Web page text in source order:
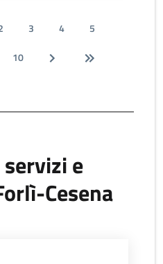
3 4
5
10
e
Cesena